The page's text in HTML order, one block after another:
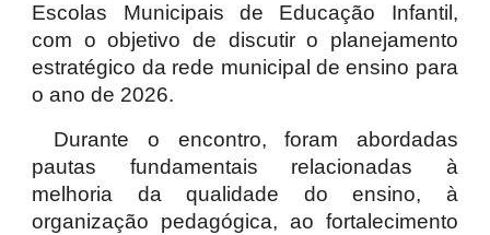
Escolas Municipais de Educação Infantil,
com o objetivo de discutir o planejamento
estratégico da rede municipal de ensino para
o ano de 2026.
Durante o encontro, foram abordadas
pautas fundamentais relacionadas à
melhoria da qualidade do ensino, à
organização pedagógica, ao fortalecimento